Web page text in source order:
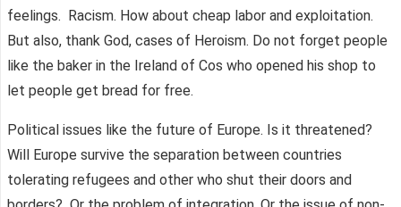
feelings. Racism. How about cheap labor and exploitation.
But also, thank God, cases of Heroism. Do not forget people
like the baker in the Ireland of Cos who opened his shop to
let people get bread for free.
Political issues like the future of Europe. Is it threatened?
Will Europe survive the separation between countries
tolerating refugees and other who shut their doors and